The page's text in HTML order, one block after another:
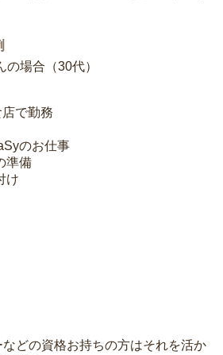
場合（30代）
で勤務
のお仕事
準備
け
どの資格お持ちの方はそれを活か